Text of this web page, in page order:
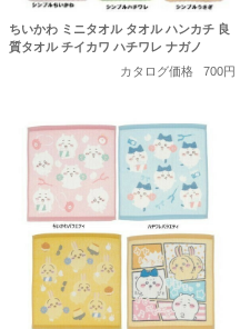
ちいかわ ミニタオル タオル ハンカチ 良
質タオル チイカワ ハチワレ ナガノ
カタログ価格
700円